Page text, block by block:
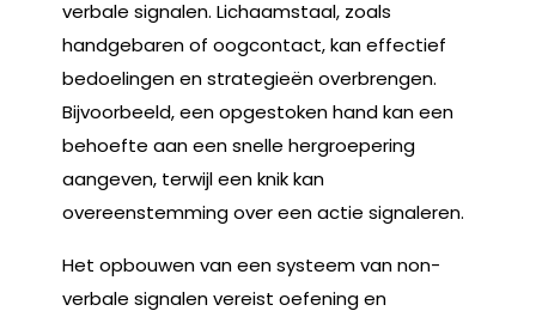
verbale signalen. Lichaamstaal, zoals
handgebaren of oogcontact, kan effectief
bedoelingen en strategieën overbrengen.
Bijvoorbeeld, een opgestoken hand kan een
behoefte aan een snelle hergroepering
aangeven, terwijl een knik kan
overeenstemming over een actie signaleren.
Het opbouwen van een systeem van non-
verbale signalen vereist oefening en